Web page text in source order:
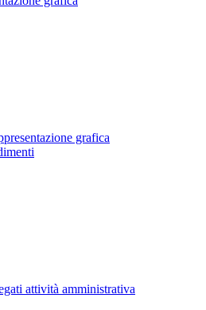
grafica
attività amministrativa